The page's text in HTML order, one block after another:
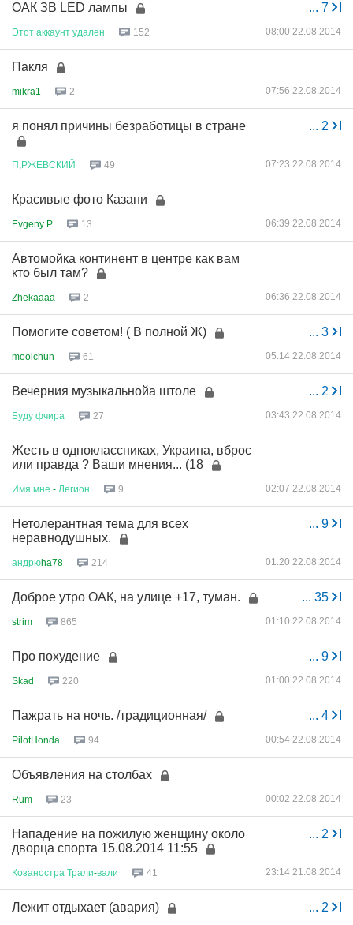
... 7
ОАК ЗВ LED лампы
Этот аккаунт удален 152 08:00 22.08.2014
Пакля
mikra1 2 07:56 22.08.2014
... 2
я понял причины безработицы в стране
П РЖЕВСКИЙ 49 07:23 22.08.2014
Красивые фото Казани
Evgeny P 13 06:39 22.08.2014
Автомойка континент в центре как вам
кто был там?
Zhekaaaa 2 06:36 22.08.2014
... 3
Помогите советом! ( В полной Ж)
moolchun 61 05:14 22.08.2014
... 2
Вечерния музыкальнойа штоле
Буду фчира 27 03:43 22.08.2014
Жесть в одноклассниках, Украина, вброс
или правда ? Ваши мнения... (18
Имя мне - Легион 9 02:07 22.08.2014
... 9
Нетолерантная тема для всех
неравнодушных.
андрюha78 214 01:20 22.08.2014
... 35
Доброе утро ОАК, на улице +17, туман.
strim 865 01:10 22.08.2014
... 9
Про похудение
Skad 220 01:00 22.08.2014
... 4
Пажрать на ночь. /традиционная/
PilotHonda 94 00:54 22.08.2014
Объявления на столбах
Rum 23 00:02 22.08.2014
... 2
Нападение на пожилую женщину около
дворца спорта 15.08.2014 11:55
Козаностра Трали-вали 41 23:14 21.08.2014
... 2
Лежит отдыхает (авария)